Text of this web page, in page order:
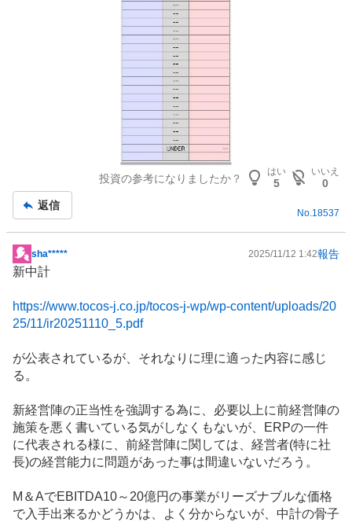
投資の参考になりましたか？
はい
5
いいえ
0
返信
No.18537
掲
示
記
事
sha***** 2025/11/12 1:42報告
新中計
https://www.tocos-j.co.jp/tocos-j-wp/wp-content/uploads/20
25/11/ir20251110_5.pdf
が公表されているが、それなりに理に適った内容に感じ
る。
新経営陣の正当性を強調する為に、必要以上に前経営陣の
施策を悪く書いている気がしなくもないが、
ERPの一件
に代表される様に、前経営陣に関しては、経営者(特に社
長)の経営能力に問題があった事は間違いないだろう。
M＆AでEBITDA10～20億円の事業がリーズナブルな価格
で入手出来るかどうかは、よく分からないが、中計の骨子